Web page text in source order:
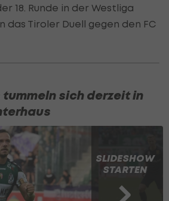
18. Runde in der Westliga
das Tiroler Duell gegen den FC
tummeln sich derzeit in
SLIDESHOW
STARTEN